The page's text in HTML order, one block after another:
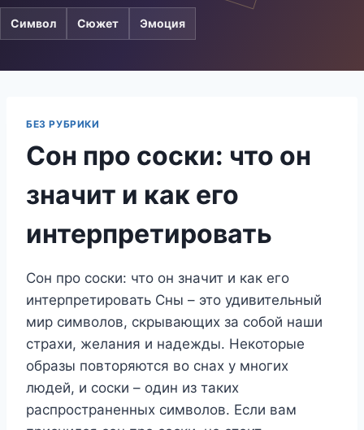
Символ Сюжет Эмоция
БЕЗ РУБРИКИ
Сон про соски: что он
значит и как его
интерпретировать
Сон про соски: что он значит и как его
интерпретировать Сны – это удивительный
мир символов, скрывающих за собой наши
страхи, желания и надежды. Некоторые
образы повторяются во снах у многих
людей, и соски – один из таких
распространенных символов. Если вам